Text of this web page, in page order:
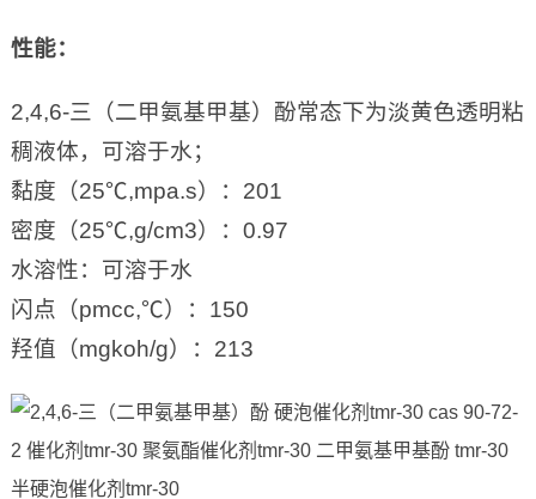
性能：
2,4,6-三（二甲氨基甲基）酚常态下为淡黄色透明粘
稠液体，可溶于水；
黏度（25℃,mpa.s）：201
密度（25℃,g/cm3）：0.97
水溶性：可溶于水
闪点（pmcc,℃）：150
羟值（mgkoh/g）：213